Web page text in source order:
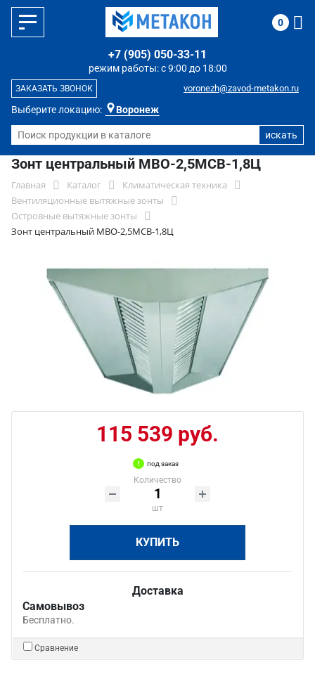
Выберите локацию: Воронеж
режим работы: с 9:00 до 18:00
+7 (905) 050-33-11
voronezh@zavod-metakon.ru
ЗАКАЗАТЬ ЗВОНОК
0
Зонт центральный МВО-2,5МСВ-1,8Ц
Главная Каталог
Климатическая техника
Вентиляционные вытяжные зонты
Островные вытяжные зонты
Зонт центральный МВО-2,5МСВ-1,8Ц
115 539 руб.
под заказ
Количество
шт
КУПИТЬ
Доставка
Самовывоз
Бесплатно.
Сравнение